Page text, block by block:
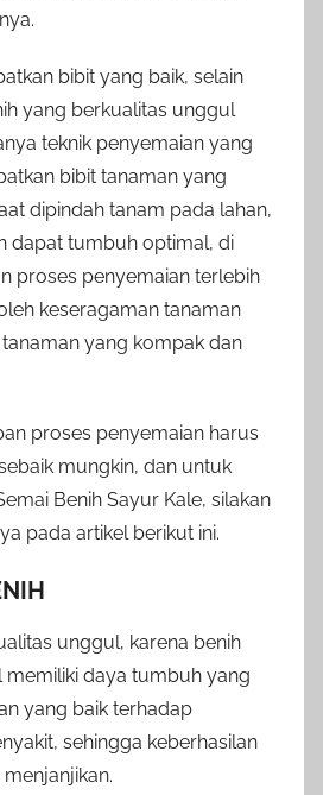
bibit yang baik, selain
yang berkualitas unggul
teknik penyemaian yang
bibit tanaman yang
dipindah tanam pada lahan,
dapat tumbuh optimal, di
proses penyemaian terlebih
keseragaman tanaman
yang kompak dan
proses penyemaian harus
mungkin, dan untuk
Benih Sayur Kale, silakan
pada artikel berikut ini.
unggul, karena benih
memiliki daya tumbuh yang
yang baik terhadap
sehingga keberhasilan